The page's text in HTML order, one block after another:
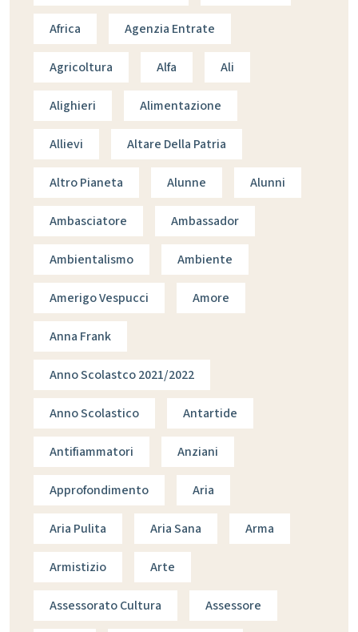
Africa Agenzia Entrate
Agricoltura Alfa Ali
Alighieri Alimentazione
Allievi Altare Della Patria
Altro Pianeta Alunne Alunni
Ambasciatore Ambassador
Ambientalismo Ambiente
Amerigo Vespucci Amore
Anna Frank
Anno Scolastco 2021/2022
Anno Scolastico Antartide
Antifiammatori Anziani
Approfondimento Aria
Aria Pulita Aria Sana Arma
Armistizio Arte
Assessorato Cultura Assessore